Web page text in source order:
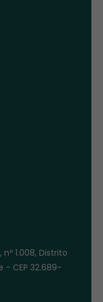
1.008, Distrito
- CEP 32.689-